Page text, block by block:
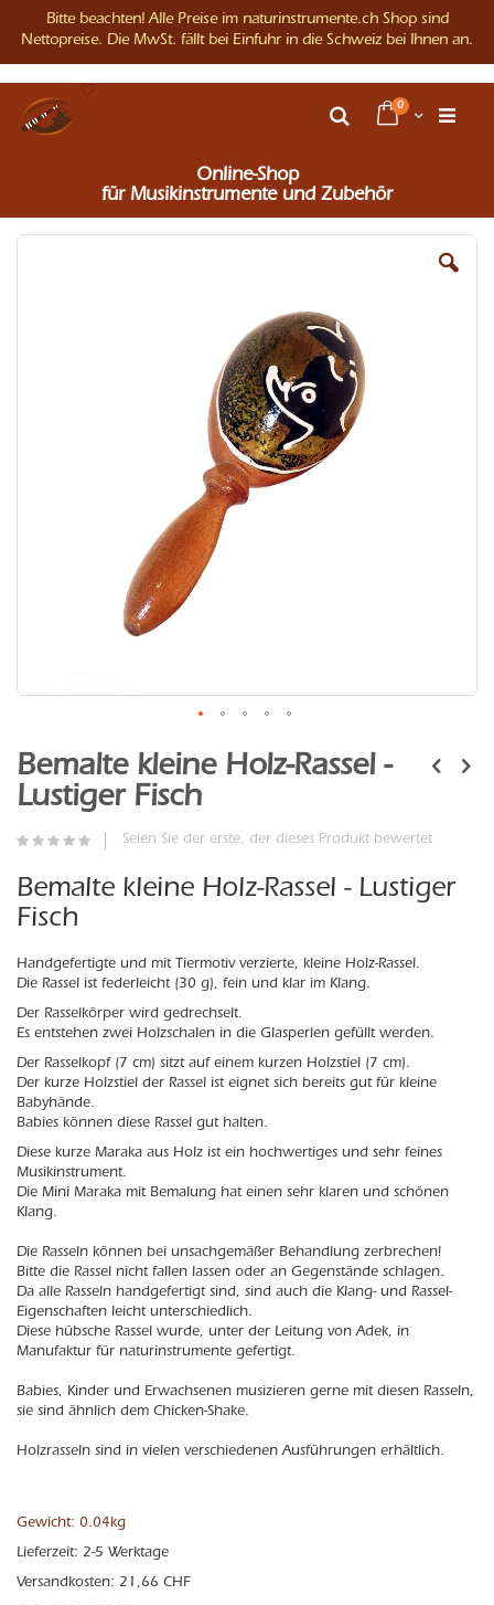
zum
Inhalt
Warenkorb
0Artikel
Suche
Online-Shop
für Musikinstrumente und Zubehör
Bitte beachten! Alle Preise im naturinstrumente.ch Shop sind
Nettopreise. Die MwSt. fällt bei Einfuhr in die Schweiz bei Ihnen an.
Zum
Anfang
der
Bildergalerie
Bemalte kleine Holz-Rassel -
Lustiger Fisch
Seien Sie der erste, der dieses Produkt bewertet
Bemalte kleine Holz-Rassel - Lustiger
Fisch
Handgefertigte und mit Tiermotiv verzierte, kleine Holz-Rassel.
Die Rassel ist federleicht (30 g), fein und klar im Klang.
Der Rasselkörper wird gedrechselt.
Es entstehen zwei Holzschalen in die Glasperlen gefüllt werden.
Der Rasselkopf (7 cm) sitzt auf einem kurzen Holzstiel (7 cm).
Der kurze Holzstiel der Rassel ist eignet sich bereits gut für kleine
Babyhände.
Babies können diese Rassel gut halten.
Diese kurze Maraka aus Holz ist ein hochwertiges und sehr feines
Musikinstrument.
Die Mini Maraka mit Bemalung hat einen sehr klaren und schönen
Klang.
Die Rasseln können bei unsachgemäßer Behandlung zerbrechen!
Bitte die Rassel nicht fallen lassen oder an Gegenstände schlagen.
Da alle Rasseln handgefertigt sind, sind auch die Klang- und Rassel-
Eigenschaften leicht unterschiedlich.
Diese hübsche Rassel wurde, unter der Leitung von Adek, in
Manufaktur für naturinstrumente gefertigt.
Babies, Kinder und Erwachsenen musizieren gerne mit diesen Rasseln,
sie sind ähnlich dem Chicken-Shake.
Holzrasseln sind in vielen verschiedenen Ausführungen erhältlich.
Gewicht: 0.04kg
Lieferzeit: 2-5 Werktage
Versandkosten: 21,66 CHF